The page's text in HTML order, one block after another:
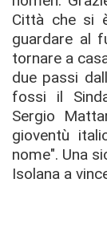
Città che si
guardare al
tornare a
due passi
fossi il
Sergio
gioventù
nome". Una
Isolana a